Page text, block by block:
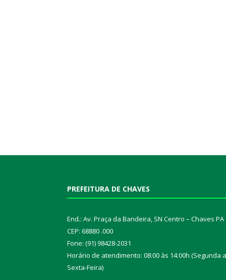
PREFEITURA DE CHAVES
End.: Av. Praça da Bandeira, SN Centro – Chaves PA
CEP: 68880 .000
Fone: (91) 98428-2031
Horário de atendimento: 08:00 às 14:00h (Segunda a
Sexta-Feira)